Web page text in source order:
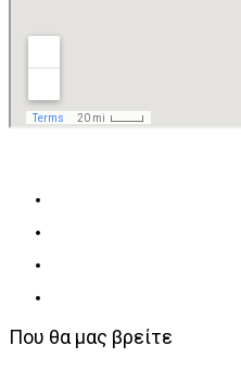
Που θα μας βρείτε